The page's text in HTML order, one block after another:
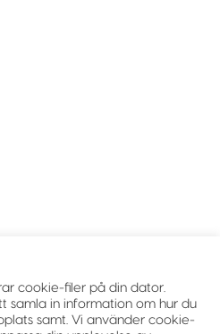
cookie-filer på din dator.
samla in information om hur du
samt. Vi använder cookie-